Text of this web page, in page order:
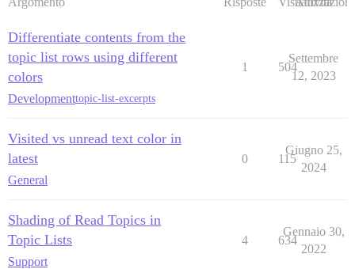
Differentiate contents from the
topic list rows using different
colors
Developmenttopic-list-excerpts
1 504
Settembre
12, 2023
Visited vs unread text color in
latest
General
0 115
Giugno 25,
2024
Shading of Read Topics in
Topic Lists
Support
4 634
Gennaio 30,
2022